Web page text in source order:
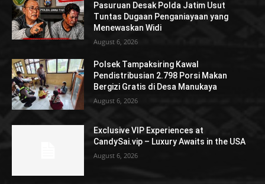
Pasuruan Desak Polda Jatim Usut
Tuntas Dugaan Penganiayaan yang
Menewaskan Widi
August 6, 2026
Polsek Tampaksiring Kawal
Pendistribusian 2.798 Porsi Makan
Bergizi Gratis di Desa Manukaya
August 6, 2026
Exclusive VIP Experiences at
CandySai.vip – Luxury Awaits in the USA
August 6, 2026